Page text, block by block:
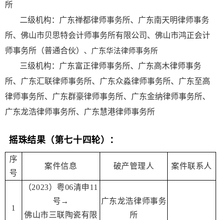
所
二级机构：广东禅都律师事务所、广东南天明律师事务
所、佛山市贝思特会计师事务所有限公司、佛山市鸿正会计
师事务所（普通合伙） 、广东华法律师事务所
三级机构：广东富正律师事务所、广东高木律师事务
所、广东汇联律师事务所、广东众淼律师事务所、广东至高
律师事务所、广东群豪律师事务所、广东金纳律师事务所、
广东龙浩律师事务所、广东慧港律师事务所
摇珠结果（第七十四轮）：
序
号
案件信息 破产管理人 案件联系人
1
（2023）粤06清申11
号→
佛山市三联陶瓷有限
广东龙浩律师事务
所